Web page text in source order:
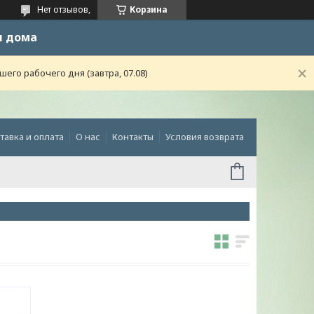
Корзина
Нет отзывов,
дома
рабочего дня (завтра, 07.08)
и оплата О нас Контакты Условия возврата